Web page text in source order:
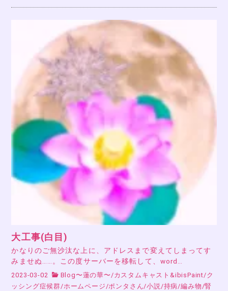
大工事(白目)
かなりのご無沙汰な上に、アドレスまで変えてしまってす
みませぬ……。この度サーバーを移転して、word…
2023-03-02 Blog〜蓮の華〜/カスタムキャスト&ibisPaint/ク
ッシング症候群/ホームページ/ポンタさん/小説/持病/編み物/腎